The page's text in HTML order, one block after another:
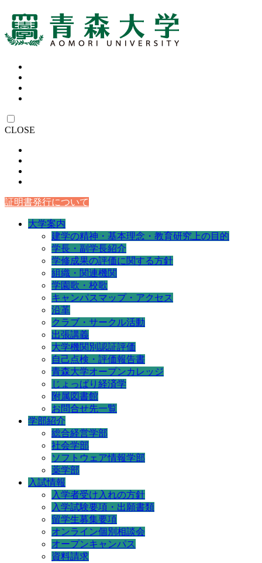
CLOSE
証明書発行について
大学案内
建学の精神・基本理念・教育研究上の目的
学長・副学長紹介
学修成果の評価に関する方針
組織・関連機関
学園歌・校歌
キャンパスマップ・アクセス
沿革
クラブ・サークル活動
出張講義
大学機関別認証評価
自己点検・評価報告書
青森大学オープンカレッジ
じょっぱり経済学
附属図書館
お問合せ先一覧
学部紹介
総合経営学部
社会学部
ソフトウェア情報学部
薬学部
入試情報
入学者受け入れの方針
入学試験要項・出願書類
留学生募集要項
オンライン個別相談会
オープンキャンパス
資料請求